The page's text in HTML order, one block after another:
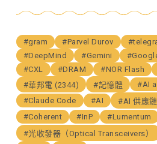
#gram #Parvel Durov
#DeepMind
#Gemini
#CXL
#DRAM #NOR Flash
#華邦電 (2344)
#記憶體 #AI
#Claude Code
#AI #AI 供應鏈
#Coherent
#InP #Lumentum
#光收發器（Optical Transceivers）